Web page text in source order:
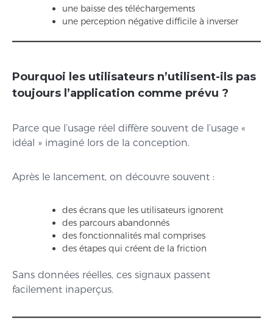
une baisse des téléchargements
une perception négative difficile à inverser
Pourquoi les utilisateurs n’utilisent-ils pas
toujours l’application comme prévu ?
Parce que l’usage réel diffère souvent de l’usage «
idéal » imaginé lors de la conception.
Après le lancement, on découvre souvent :
des écrans que les utilisateurs ignorent
des parcours abandonnés
des fonctionnalités mal comprises
des étapes qui créent de la friction
Sans données réelles, ces signaux passent
facilement inaperçus.